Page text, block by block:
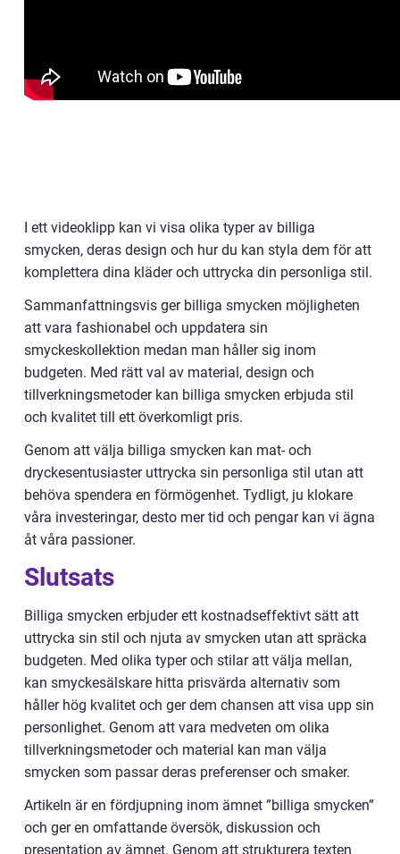
I ett videoklipp kan vi visa olika typer av billiga
smycken, deras design och hur du kan styla dem för att
komplettera dina kläder och uttrycka din personliga stil.
Sammanfattningsvis ger billiga smycken möjligheten
att vara fashionabel och uppdatera sin
smyckeskollektion medan man håller sig inom
budgeten. Med rätt val av material, design och
tillverkningsmetoder kan billiga smycken erbjuda stil
och kvalitet till ett överkomligt pris.
Genom att välja billiga smycken kan mat- och
dryckesentusiaster uttrycka sin personliga stil utan att
behöva spendera en förmögenhet. Tydligt, ju klokare
våra investeringar, desto mer tid och pengar kan vi ägna
åt våra passioner.
Slutsats
Billiga smycken erbjuder ett kostnadseffektivt sätt att
uttrycka sin stil och njuta av smycken utan att spräcka
budgeten. Med olika typer och stilar att välja mellan,
kan smyckesälskare hitta prisvärda alternativ som
håller hög kvalitet och ger dem chansen att visa upp sin
personlighet. Genom att vara medveten om olika
tillverkningsmetoder och material kan man välja
smycken som passar deras preferenser och smaker.
Artikeln är en fördjupning inom ämnet ”billiga smycken”
och ger en omfattande översök, diskussion och
presentation av ämnet. Genom att strukturera texten